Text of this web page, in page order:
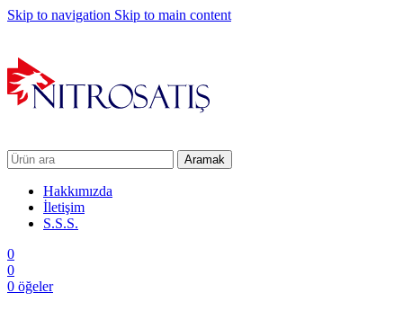
Skip to navigation Skip to main content
Aramak
Hakkımızda
İletişim
S.S.S.
0
0
0 öğeler